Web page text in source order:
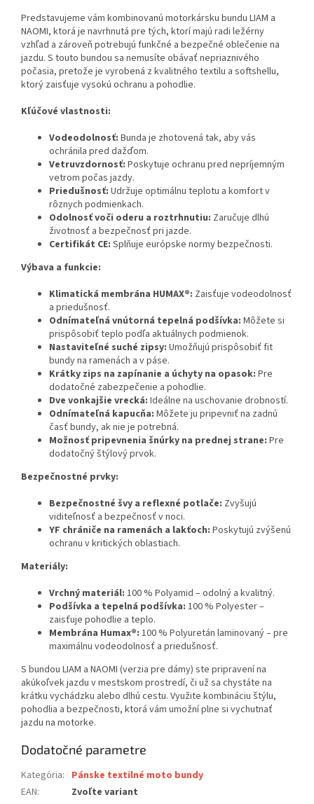
Predstavujeme vám kombinovanú motorkársku bundu LIAM a
NAOMI, ktorá je navrhnutá pre tých, ktorí majú radi ležérny
vzhľad a zároveň potrebujú funkčné a bezpečné oblečenie na
jazdu. S touto bundou sa nemusíte obávať nepriaznivého
počasia, pretože je vyrobená z kvalitného textilu a softshellu,
ktorý zaisťuje vysokú ochranu a pohodlie.
Kľúčové vlastnosti:
Vodeodolnosť: Bunda je zhotovená tak, aby vás
ochránila pred dažďom.
Vetruvzdornosť: Poskytuje ochranu pred nepríjemným
vetrom počas jazdy.
Priedušnosť: Udržuje optimálnu teplotu a komfort v
rôznych podmienkach.
Odolnosť voči oderu a roztrhnutiu: Zaručuje dlhú
životnosť a bezpečnosť pri jazde.
Certifikát CE: Splňuje európske normy bezpečnosti.
Výbava a funkcie:
Klimatická membrána HUMAX®: Zaisťuje vodeodolnosť
a priedušnosť.
Odnímateľná vnútorná tepelná podšívka: Môžete si
prispôsobiť teplo podľa aktuálnych podmienok.
Nastaviteľné suché zipsy: Umožňujú prispôsobiť fit
bundy na ramenách a v páse.
Krátky zips na zapínanie a úchyty na opasok: Pre
dodatočné zabezpečenie a pohodlie.
Dve vonkajšie vrecká: Ideálne na uschovanie drobností.
Odnímateľná kapucňa: Môžete ju pripevniť na zadnú
časť bundy, ak nie je potrebná.
Možnosť pripevnenia šnúrky na prednej strane: Pre
dodatočný štýlový prvok.
Bezpečnostné prvky:
Bezpečnostné švy a reflexné potlače: Zvyšujú
viditeľnosť a bezpečnosť v noci.
YF chrániče na ramenách a lakťoch: Poskytujú zvýšenú
ochranu v kritických oblastiach.
Materiály:
Vrchný materiál: 100 % Polyamid – odolný a kvalitný.
Podšívka a tepelná podšívka: 100 % Polyester –
zaisťuje pohodlie a teplo.
Membrána Humax®: 100 % Polyuretán laminovaný – pre
maximálnu vodeodolnosť a priedušnosť.
S bundou LIAM a NAOMI (verzia pre dámy) ste pripravení na
akúkoľvek jazdu v mestskom prostredí, či už sa chystáte na
krátku vychádzku alebo dlhú cestu. Využite kombináciu štýlu,
pohodlia a bezpečnosti, ktorá vám umožní plne si vychutnať
jazdu na motorke.
Dodatočné parametre
Kategória: Pánske textilné moto bundy
EAN: Zvoľte variant